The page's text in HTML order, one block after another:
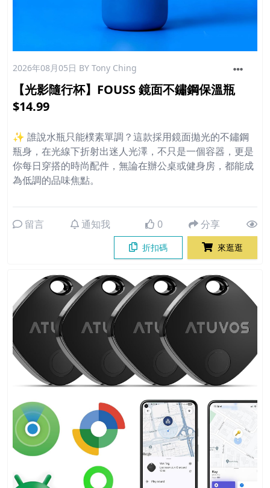
2026年08月05日 BY Tony Ching
【光影隨行杯】FOUSS 鏡面不鏽鋼保溫瓶
$14.99
✨ 誰說水瓶只能樸素單調？這款採用鏡面拋光的不鏽鋼
瓶身，在光線下折射出迷人光澤，不只是一個容器，更是
你每日穿搭的時尚配件，無論在辦公桌或健身房，都能成
為低調的品味焦點。
留言 通知我 0 分享
折扣碼 來逛逛